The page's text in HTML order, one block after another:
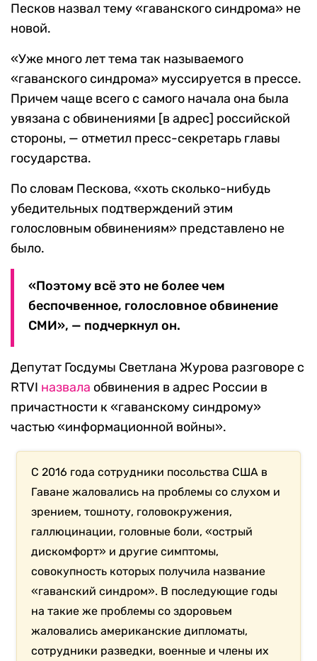
Песков назвал тему «гаванского синдрома» не
новой.
«Уже много лет тема так называемого
«гаванского синдрома» муссируется в прессе.
Причем чаще всего с самого начала она была
увязана с обвинениями [в адрес] российской
стороны, — отметил пресс-секретарь главы
государства.
По словам Пескова, «хоть сколько-нибудь
убедительных подтверждений этим
голословным обвинениям» представлено не
было.
«Поэтому всё это не более чем
беспочвенное, голословное обвинение
СМИ», — подчеркнул он.
Депутат Госдумы Светлана Журова разговоре с
RTVI назвала обвинения в адрес России в
причастности к «гаванскому синдрому»
частью «информационной войны».
С 2016 года сотрудники посольства США в
Гаване жаловались на проблемы со слухом и
зрением, тошноту, головокружения,
галлюцинации, головные боли, «острый
дискомфорт» и другие симптомы,
совокупность которых получила название
«гаванский синдром». В последующие годы
на такие же проблемы со здоровьем
жаловались американские дипломаты,
сотрудники разведки, военные и члены их